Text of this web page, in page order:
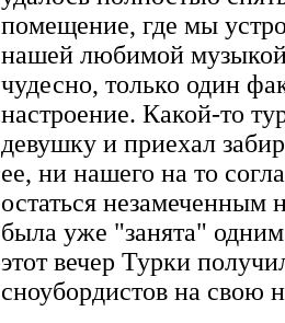
помещение, где мы
нашей любимой
чудесно, только один
настроение. Какой-то
девушку и приехал
ее, ни нашего на то
остаться незамеченным
была уже "занята"
этот вечер Турки
сноубордистов на свою